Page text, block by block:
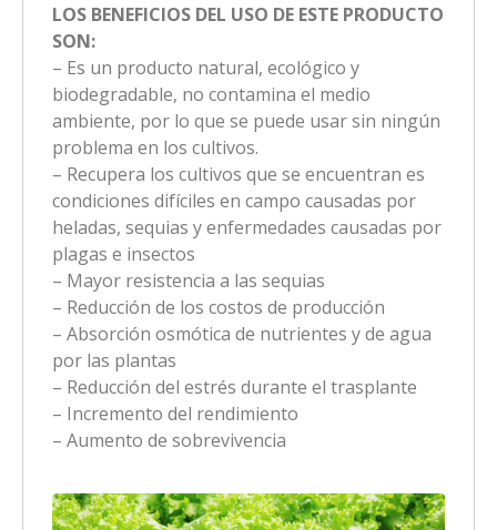
LOS BENEFICIOS DEL USO DE ESTE PRODUCTO
SON:
– Es un producto natural, ecológico y
biodegradable, no contamina el medio
ambiente, por lo que se puede usar sin ningún
problema en los cultivos.
– Recupera los cultivos que se encuentran es
condiciones difíciles en campo causadas por
heladas, sequias y enfermedades causadas por
plagas e insectos
– Mayor resistencia a las sequias
– Reducción de los costos de producción
– Absorción osmótica de nutrientes y de agua
por las plantas
– Reducción del estrés durante el trasplante
– Incremento del rendimiento
– Aumento de sobrevivencia